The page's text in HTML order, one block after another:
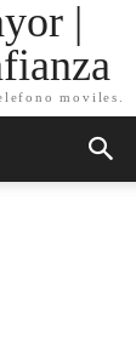
|
moviles.